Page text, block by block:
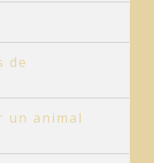
de
un animal